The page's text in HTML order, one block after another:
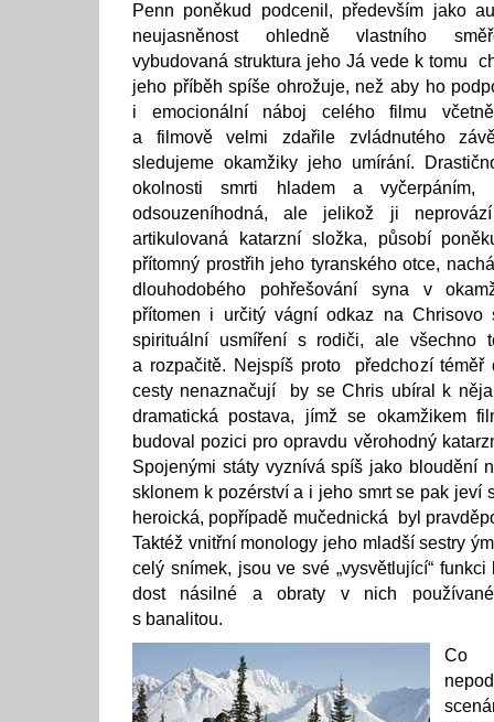
Penn poněkud podcenil, především jako
neujasněnost ohledně vlastního
vybudovaná struktura jeho Já vede k tomu
jeho příběh spíše ohrožuje, než aby ho
i emocionální náboj celého filmu
a filmově velmi zdařile zvládnutého
sledujeme okamžiky jeho umírání.
okolnosti smrti hladem a
odsouzeníhodná, ale jelikož ji
artikulovaná katarzní složka, působí
přítomný prostřih jeho tyranského otce,
dlouhodobého pohřešování syna v
přítomen i určitý vágní odkaz na Chrisovo
spirituální usmíření s rodiči, ale všechno
a rozpačitě. Nejspíš proto předchozí téměř
cesty nenaznačují by se Chris ubíral k
dramatická postava, jímž se okamžikem
budoval pozici pro opravdu věrohodný
Spojenými státy vyznívá spíš jako bloudění
sklonem k pozérství a i jeho smrt se pak jeví
heroická, popřípadě mučednická byl
Taktéž vnitřní monology jeho mladší sestry
celý snímek, jsou ve své „vysvětlující“
dost násilné a obraty v nich
s banalitou.
Co